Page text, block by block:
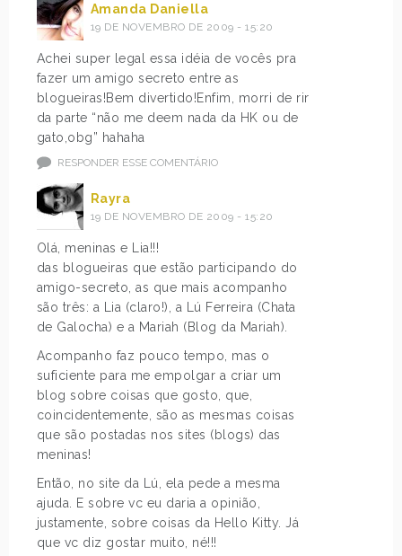
Amanda Daniella
19 DE NOVEMBRO DE 2009 - 15:20
Achei super legal essa idéia de vocês pra
fazer um amigo secreto entre as
blogueiras!Bem divertido!Enfim, morri de rir
da parte “não me deem nada da HK ou de
gato,obg” hahaha
RESPONDER ESSE COMENTÁRIO
Rayra
19 DE NOVEMBRO DE 2009 - 15:20
Olá, meninas e Lia!!!
das blogueiras que estão participando do
amigo-secreto, as que mais acompanho
são três: a Lia (claro!), a Lú Ferreira (Chata
de Galocha) e a Mariah (Blog da Mariah).
Acompanho faz pouco tempo, mas o
suficiente para me empolgar a criar um
blog sobre coisas que gosto, que,
coincidentemente, são as mesmas coisas
que são postadas nos sites (blogs) das
meninas!
Então, no site da Lú, ela pede a mesma
ajuda. E sobre vc eu daria a opinião,
justamente, sobre coisas da Hello Kitty. Já
que vc diz gostar muito, né!!!